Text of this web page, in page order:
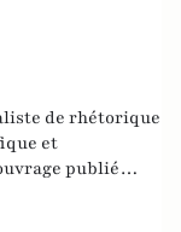
de rhétorique
et
publié
nationale ou